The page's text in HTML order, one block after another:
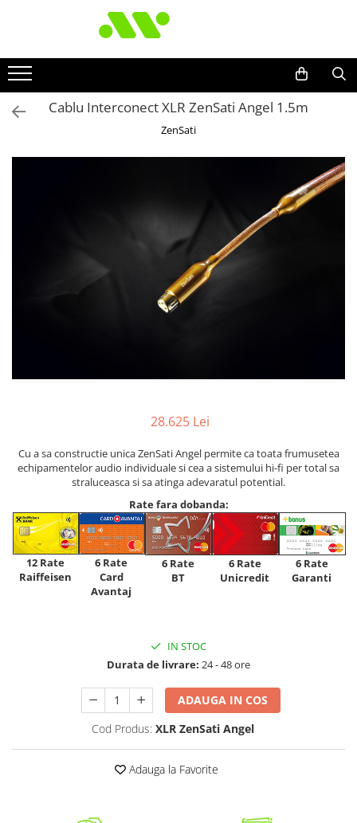
Cablu Interconect XLR ZenSati Angel 1.5m
ZenSati
28.625 Lei
Cu a sa constructie unica ZenSati Angel permite ca toata frumusetea
echipamentelor audio individuale si cea a sistemului hi-fi per total sa
straluceasca si sa atinga adevaratul potential.
Rate fara dobanda:
12 Rate
Raiffeisen
6 Rate
Card
Avantaj
6 Rate
BT
6 Rate
Unicredit
6 Rate
Garanti
IN STOC
Durata de livrare: 24 - 48 ore
ADAUGA IN COS
Cod Produs: XLR ZenSati Angel
Adauga la Favorite